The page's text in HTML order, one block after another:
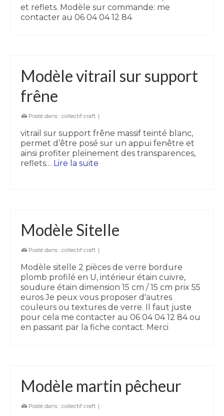
et reflets. Modèle sur commande: me
contacter au 06 04 04 12 84
Modèle vitrail sur support
frêne
Posté dans : collectif craft |
vitrail sur support frêne massif teinté blanc,
permet d’être posé sur un appui fenêtre et
ainsi profiter pleinement des transparences,
reflets… Lire la suite
Modèle Sitelle
Posté dans : collectif craft |
Modèle sitelle 2 pièces de verre bordure
plomb profilé en U, intérieur étain cuivre,
soudure étain dimension 15 cm / 15 cm prix 55
euros Je peux vous proposer d'autres
couleurs ou textures de verre. Il faut juste
pour cela me contacter au 06 04 04 12 84 ou
en passant par la fiche contact. Merci
Modèle martin pêcheur
Posté dans : collectif craft |